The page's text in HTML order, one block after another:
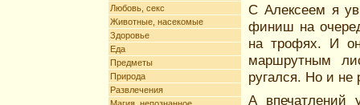
Любовь, секс
Животные, насекомые
Здоровье
Еда
Предметы
Природа
Развлечения
С Алексеем я
финиш на
на трофях. И
маршрутным
ругался. Но и не
А впечатлений